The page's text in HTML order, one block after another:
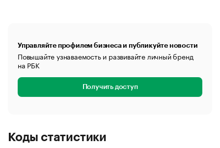
Управляйте профилем бизнеса и публикуйте новости
Повышайте узнаваемость и развивайте личный бренд
на РБК
Получить доступ
Коды статистики